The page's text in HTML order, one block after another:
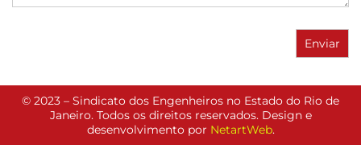
© 2023 – Sindicato dos Engenheiros no Estado do Rio de
Janeiro. Todos os direitos reservados. Design e
desenvolvimento por NetartWeb.